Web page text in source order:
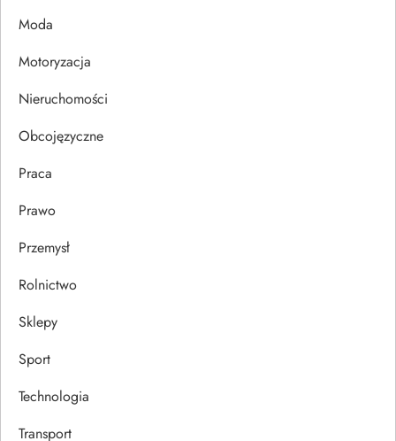
s
u
Moda
Motoryzacja
Nieruchomości
Obcojęzyczne
Praca
Prawo
Przemysł
Rolnictwo
Sklepy
Sport
Technologia
Transport